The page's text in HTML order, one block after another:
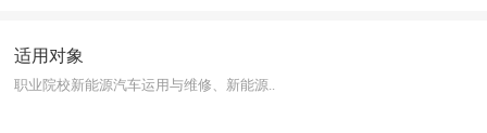
适用对象
职业院校新能源汽车运用与维修、新能源..